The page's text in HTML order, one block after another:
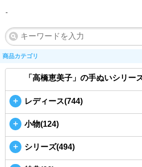
-
商品カテゴリ
「高橋恵美子」の手ぬいシリー
＋ レディース(744)
＋ 小物(124)
＋ シリーズ(494)